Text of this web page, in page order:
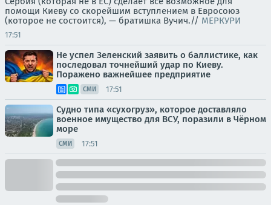
помощи Киеву со скорейшим вступлением в Евросоюз
(которое не состоится), — братишка Вучич.// МЕРКУРИ
17:51
Не успел Зеленский заявить о баллистике, как
последовал точнейший удар по Киеву.
Поражено важнейшее предприятие
СМИ 17:51
Судно типа «сухогруз», которое доставляло
военное имущество для ВСУ, поразили в Чёрном
море
СМИ 17:51